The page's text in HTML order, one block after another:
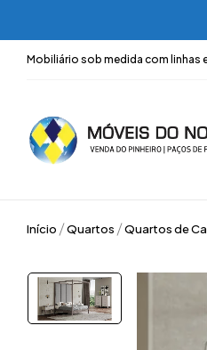
Mobiliário sob medida com linhas
Início Quartos Quartos de